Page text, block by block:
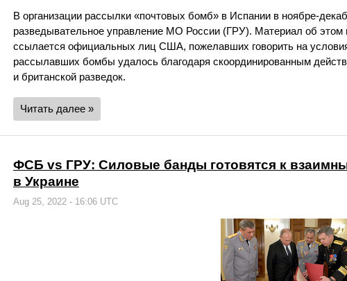
В организации рассылки «почтовых бомб» в Испании в ноябре-
разведывательное управление МО России (ГРУ). Материал об этом
ссылается официальных лиц США, пожелавших говорить на
рассылавших бомбы удалось благодаря скоординированным
и британской разведок.
Читать далее »
ФСБ vs ГРУ: Силовые банды готовятся к
в Украине
Aug 25, 2022 - 16:06 UTC